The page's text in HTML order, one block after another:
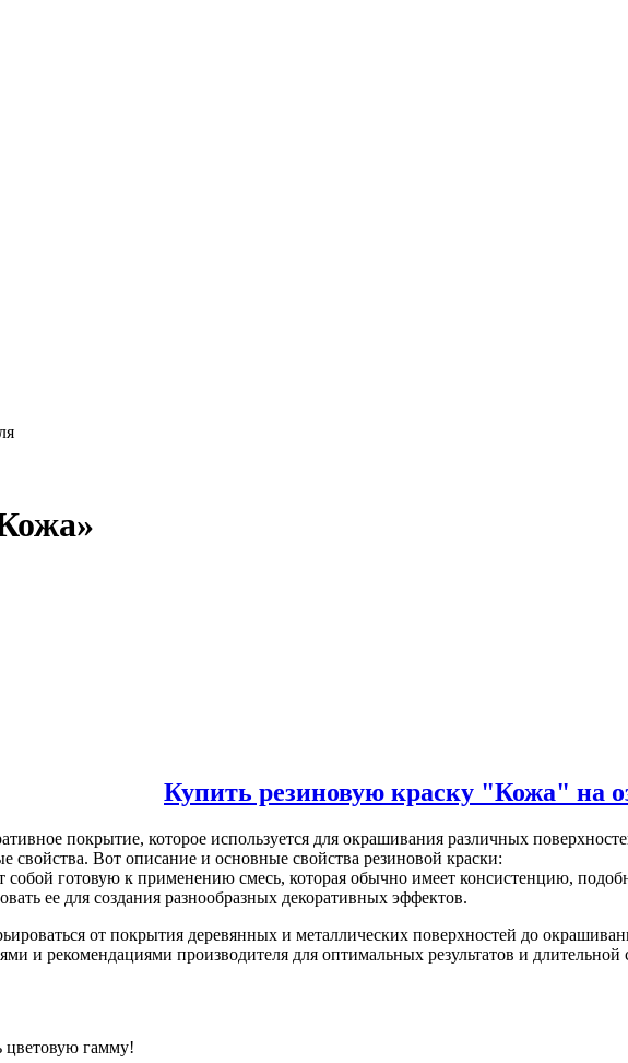
Купить резиновую краску "Кожа" на
покрытие, которое используется для окрашивания различных
свойства. Вот описание и основные свойства резиновой краски:
собой готовую к применению смесь, которая обычно имеет консистенцию,
ее для создания разнообразных декоративных эффектов.
от покрытия деревянных и металлических поверхностей до
и рекомендациями производителя для оптимальных результатов и
гамму!